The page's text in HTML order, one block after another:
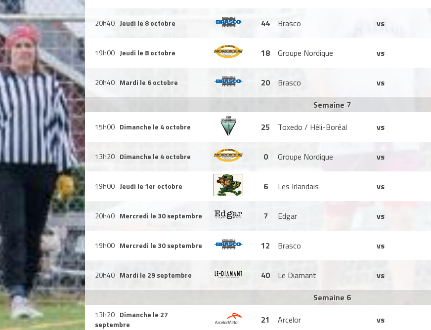
20h40 Jeudi le 8 octobre 44 Brasco vs
19h00 Jeudi le 8 octobre 18 Groupe Nordique vs
20h40 Mardi le 6 octobre 20 Brasco vs
Semaine 7
15h00 Dimanche le 4 octobre 25 Toxedo / Héli-Boréal vs
13h20 Dimanche le 4 octobre 0 Groupe Nordique vs
19h00 Jeudi le 1er octobre 6 Les Irlandais vs
20h40 Mercredi le 30 septembre 7 Edgar vs
19h00 Mercredi le 30 septembre 12 Brasco vs
20h40 Mardi le 29 septembre 40 Le Diamant vs
Semaine 6
13h20 Dimanche le 27
septembre
21 Arcelor vs